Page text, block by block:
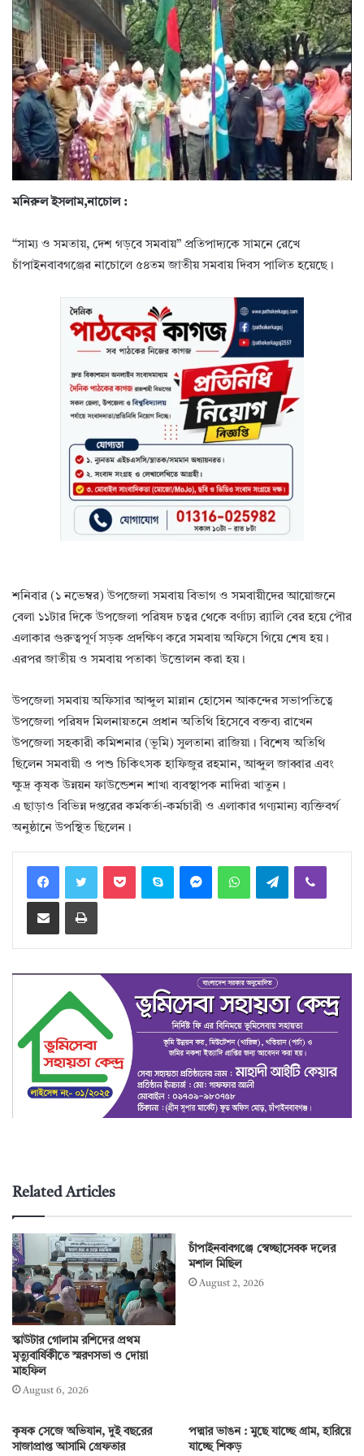
মনিরুল ইসলাম,নাচোল :
“সাম্য ও সমতায়, দেশ গড়বে সমবায়” প্রতিপাদ্যকে সামনে রেখে
চাঁপাইনবাবগঞ্জের নাচোলে ৫৪তম জাতীয় সমবায় দিবস পালিত হয়েছে।
শনিবার (১ নভেম্বর) উপজেলা সমবায় বিভাগ ও সমবায়ীদের আয়োজনে
বেলা ১১টার দিকে উপজেলা পরিষদ চত্বর থেকে বর্ণাঢ্য র‌্যালি বের হয়ে পৌর
এলাকার গুরুত্বপূর্ণ সড়ক প্রদক্ষিণ করে সমবায় অফিসে গিয়ে শেষ হয়।
এরপর জাতীয় ও সমবায় পতাকা উত্তোলন করা হয়।
উপজেলা সমবায় অফিসার আব্দুল মান্নান হোসেন আকন্দের সভাপতিত্বে
উপজেলা পরিষদ মিলনায়তনে প্রধান অতিথি হিসেবে বক্তব্য রাখেন
উপজেলা সহকারী কমিশনার (ভূমি) সুলতানা রাজিয়া। বিশেষ অতিথি
ছিলেন সমবায়ী ও পশু চিকিৎসক হাফিজুর রহমান, আব্দুল জাব্বার এবং
ক্ষুদ্র কৃষক উন্নয়ন ফাউন্ডেশন শাখা ব্যবস্থাপক নাদিরা খাতুন।
এ ছাড়াও বিভিন্ন দপ্তরের কর্মকর্তা-কর্মচারী ও এলাকার গণ্যমান্য ব্যক্তিবর্গ
অনুষ্ঠানে উপস্থিত ছিলেন।
FacebookTwitter Pocket Skype MessengerWhatsAppTelegramViber
Share via Email Print
Related Articles
স্কাউটার গোলাম রশিদের প্রথম
মৃত্যুবার্ষিকীতে স্মরণসভা ও দোয়া
মাহফিল
August 6, 2026
চাঁপাইনবাবগঞ্জে স্বেচ্ছাসেবক দলের
মশাল মিছিল
August 2, 2026
কৃষক সেজে অভিযান, দুই বছরের
সাজাপ্রাপ্ত আসামি গ্রেফতার
পদ্মার ভাঙন : মুছে যাচ্ছে গ্রাম, হারিয়ে
যাচ্ছে শিকড়